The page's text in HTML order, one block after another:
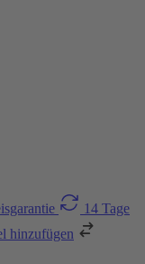
14 Tage
hinzufügen